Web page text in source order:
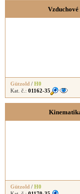
Gützold / H0
Kat. č.: 01162-35
Gützold / H0